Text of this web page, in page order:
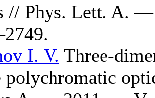
// Phys. Lett. A.
9.
I. V. Three-
polychromatic